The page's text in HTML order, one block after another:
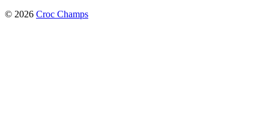
© 2026 Croc Champs